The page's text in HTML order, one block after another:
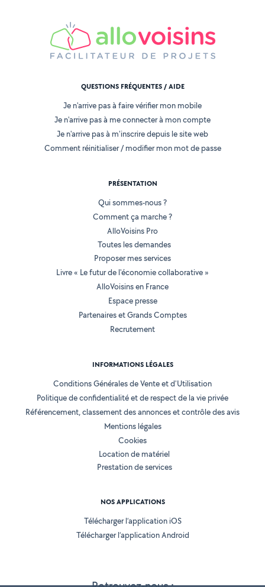
QUESTIONS FRÉQUENTES / AIDE
Je n'arrive pas à faire vérifier mon mobile
Je n'arrive pas à me connecter à mon compte
Je n'arrive pas à m'inscrire depuis le site web
Comment réinitialiser / modifier mon mot de passe
PRÉSENTATION
Qui sommes-nous ?
Comment ça marche ?
AlloVoisins Pro
Toutes les demandes
Proposer mes services
Livre « Le futur de l'économie collaborative »
AlloVoisins en France
Espace presse
Partenaires et Grands Comptes
Recrutement
INFORMATIONS LÉGALES
Conditions Générales de Vente et d'Utilisation
Politique de confidentialité et de respect de la vie privée
Référencement, classement des annonces et contrôle des avis
Mentions légales
Cookies
Location de matériel
Prestation de services
NOS APPLICATIONS
Télécharger l’application iOS
Télécharger l’application Android